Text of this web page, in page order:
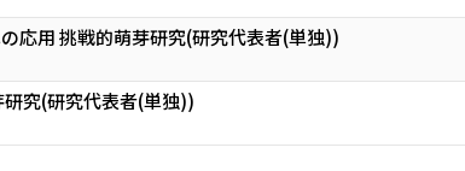
応用 挑戦的萌芽研究(研究代表者(単独))
究(研究代表者(単独))